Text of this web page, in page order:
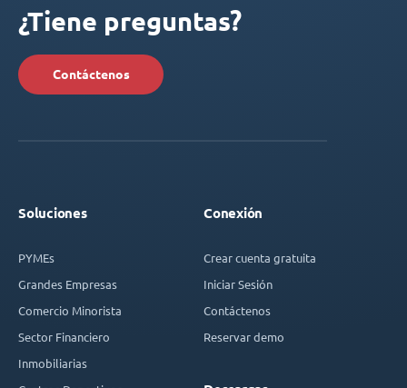
¿Tiene preguntas?
Contáctenos
Soluciones
PYMEs
Grandes Empresas
Comercio Minorista
Sector Financiero
Inmobiliarias
Conexión
Crear cuenta gratuita
Iniciar Sesión
Contáctenos
Reservar demo